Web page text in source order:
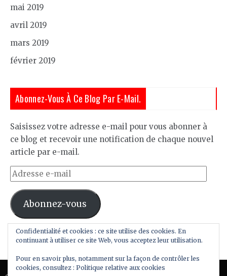
mai 2019
avril 2019
mars 2019
février 2019
Abonnez-Vous À Ce Blog Par E-Mail.
Saisissez votre adresse e-mail pour vous abonner à
ce blog et recevoir une notification de chaque nouvel
article par e-mail.
Adresse
e-
mail
Abonnez-vous
Rejoignez les 57 autres abonnés
Confidentialité et cookies : ce site utilise des cookies. En
continuant à utiliser ce site Web, vous acceptez leur utilisation.
Pour en savoir plus, notamment sur la façon de contrôler les
cookies, consultez : Politique relative aux cookies